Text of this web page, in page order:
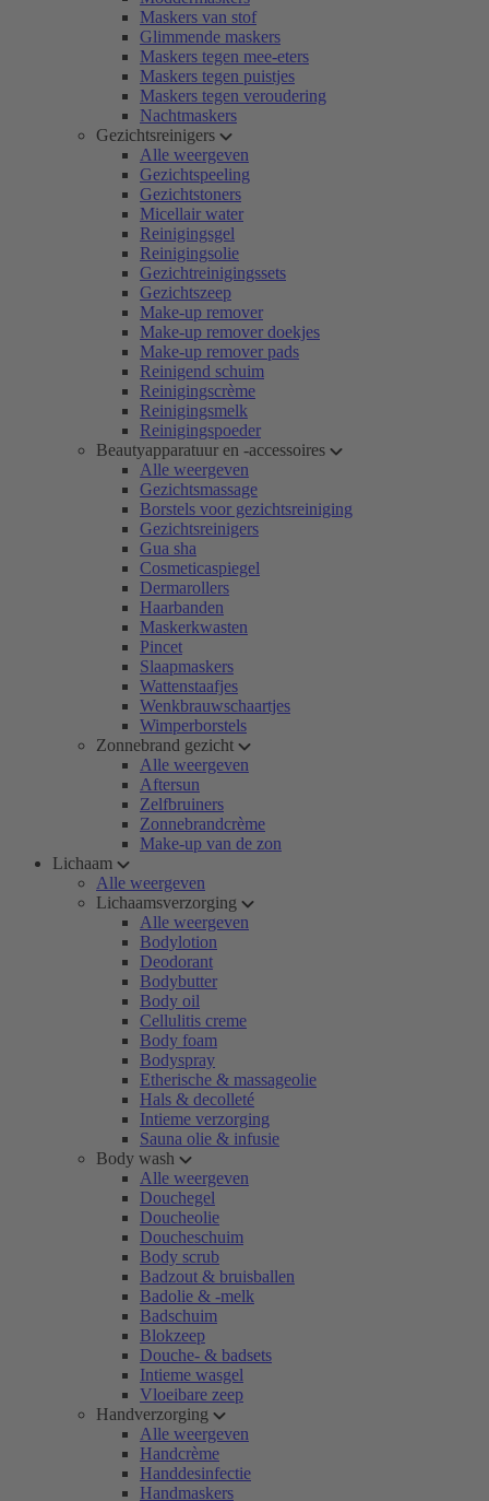
Maskers van stof
Glimmende maskers
Maskers tegen mee-eters
Maskers tegen puistjes
Maskers tegen veroudering
Nachtmaskers
Gezichtsreinigers
Alle weergeven
Gezichtspeeling
Gezichtstoners
Micellair water
Reinigingsgel
Reinigingsolie
Gezichtreinigingssets
Gezichtszeep
Make-up remover
Make-up remover doekjes
Make-up remover pads
Reinigend schuim
Reinigingscrème
Reinigingsmelk
Reinigingspoeder
Beautyapparatuur en -accessoires
Alle weergeven
Gezichtsmassage
Borstels voor gezichtsreiniging
Gezichtsreinigers
Gua sha
Cosmeticaspiegel
Dermarollers
Haarbanden
Maskerkwasten
Pincet
Slaapmaskers
Wattenstaafjes
Wenkbrauwschaartjes
Wimperborstels
Zonnebrand gezicht
Alle weergeven
Aftersun
Zelfbruiners
Zonnebrandcrème
Make-up van de zon
Lichaam
Alle weergeven
Lichaamsverzorging
Alle weergeven
Bodylotion
Deodorant
Bodybutter
Body oil
Cellulitis creme
Body foam
Bodyspray
Etherische & massageolie
Hals & decolleté
Intieme verzorging
Sauna olie & infusie
Body wash
Alle weergeven
Douchegel
Doucheolie
Doucheschuim
Body scrub
Badzout & bruisballen
Badolie & -melk
Badschuim
Blokzeep
Douche- & badsets
Intieme wasgel
Vloeibare zeep
Handverzorging
Alle weergeven
Handcrème
Handdesinfectie
Handmaskers